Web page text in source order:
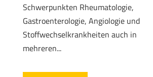
Schwerpunkten Rheumatologie,
Gastroenterologie, Angiologie und
Stoffwechselkrankheiten auch in
mehreren...